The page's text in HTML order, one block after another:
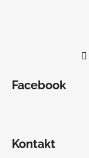
Facebook
Kontakt